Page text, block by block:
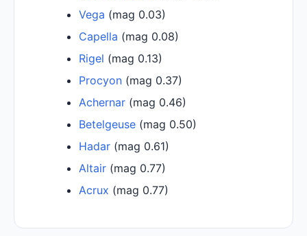
Vega (mag 0.03)
Capella (mag 0.08)
Rigel (mag 0.13)
Procyon (mag 0.37)
Achernar (mag 0.46)
Betelgeuse (mag 0.50)
Hadar (mag 0.61)
Altair (mag 0.77)
Acrux (mag 0.77)